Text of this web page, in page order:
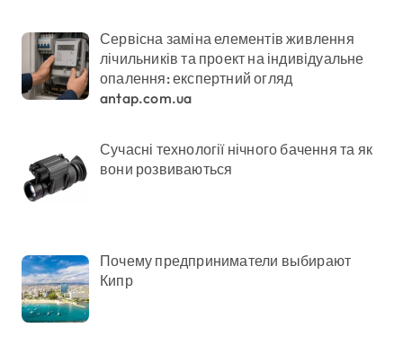
Сервісна заміна елементів живлення
лічильників та проект на індивідуальне
опалення: експертний огляд
antap.com.ua
Сучасні технології нічного бачення та як
вони розвиваються
Почему предприниматели выбирают
Кипр